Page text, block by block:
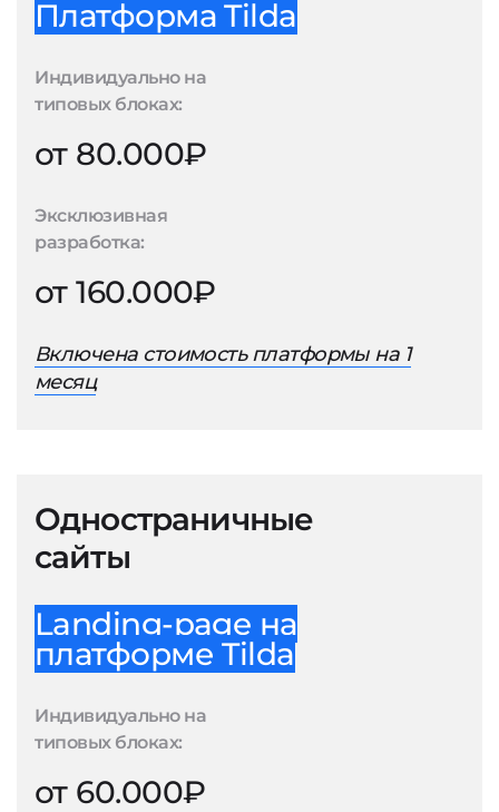
Платформа Tilda
Индивидуально на
типовых блоках:
от 80.000₽
Эксклюзивная
разработка:
от 160.000₽
Включена стоимость платформы на 1
месяц
Одностраничные
сайты
Landing-page на
платформе Tilda
Индивидуально на
типовых блоках:
от 60.000₽